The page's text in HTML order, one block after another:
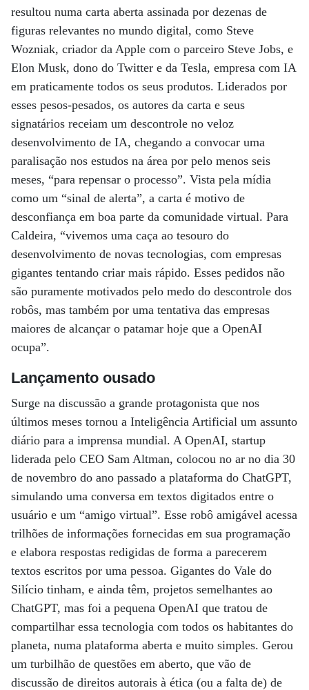
resultou numa carta aberta assinada por dezenas de
figuras relevantes no mundo digital, como Steve
Wozniak, criador da Apple com o parceiro Steve Jobs, e
Elon Musk, dono do Twitter e da Tesla, empresa com IA
em praticamente todos os seus produtos. Liderados por
esses pesos-pesados, os autores da carta e seus
signatários receiam um descontrole no veloz
desenvolvimento de IA, chegando a convocar uma
paralisação nos estudos na área por pelo menos seis
meses, “para repensar o processo”. Vista pela mídia
como um “sinal de alerta”, a carta é motivo de
desconfiança em boa parte da comunidade virtual. Para
Caldeira, “vivemos uma caça ao tesouro do
desenvolvimento de novas tecnologias, com empresas
gigantes tentando criar mais rápido. Esses pedidos não
são puramente motivados pelo medo do descontrole dos
robôs, mas também por uma tentativa das empresas
maiores de alcançar o patamar hoje que a OpenAI
ocupa”.
Lançamento ousado
Surge na discussão a grande protagonista que nos
últimos meses tornou a Inteligência Artificial um assunto
diário para a imprensa mundial. A OpenAI, startup
liderada pelo CEO Sam Altman, colocou no ar no dia 30
de novembro do ano passado a plataforma do ChatGPT,
simulando uma conversa em textos digitados entre o
usuário e um “amigo virtual”. Esse robô amigável acessa
trilhões de informações fornecidas em sua programação
e elabora respostas redigidas de forma a parecerem
textos escritos por uma pessoa. Gigantes do Vale do
Silício tinham, e ainda têm, projetos semelhantes ao
ChatGPT, mas foi a pequena OpenAI que tratou de
compartilhar essa tecnologia com todos os habitantes do
planeta, numa plataforma aberta e muito simples. Gerou
um turbilhão de questões em aberto, que vão de
discussão de direitos autorais à ética (ou a falta de) de